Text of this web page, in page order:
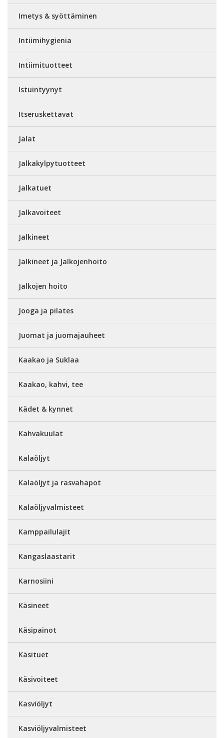
Imetys & syöttäminen
Intiimihygienia
Intiimituotteet
Istuintyynyt
Itseruskettavat
Jalat
Jalkakylpytuotteet
Jalkatuet
Jalkavoiteet
Jalkineet
Jalkineet ja Jalkojenhoito
Jalkojen hoito
Jooga ja pilates
Juomat ja juomajauheet
Kaakao ja Suklaa
Kaakao, kahvi, tee
Kädet & kynnet
Kahvakuulat
Kalaöljyt
Kalaöljyt ja rasvahapot
Kalaöljyvalmisteet
Kamppailulajit
Kangaslaastarit
Karnosiini
Käsineet
Käsipainot
Käsituet
Käsivoiteet
Kasviöljyt
Kasviöljyvalmisteet